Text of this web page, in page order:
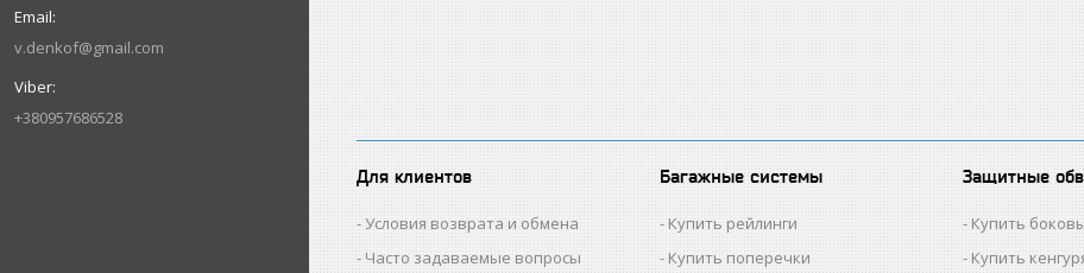
v.denkof@gmail.com
+380957686528
Для клиентов
Условия возврата и обмена
Часто задаваемые вопросы
Багажные системы
Купить рейлинги
Купить поперечки
Защитные
Купить
Купить